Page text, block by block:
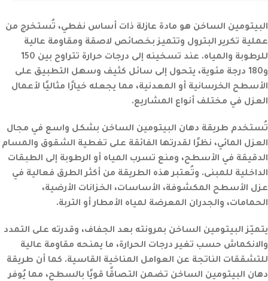
البيتومين الساخن هو مادة عازلة ذات أساس نفطي، تُستخرج من
عملية تكرير البترول وتتميز بخصائص لاصقة ومقاومة عالية
للرطوبة والمياه. عند تسخينه إلى درجات حرارة تتراوح بين 150
و180 درجة مئوية، يتحول إلى سائل كثيف وسهل التطبيق على
الأسطح الخرسانية أو المعدنية، مما يجعله خيارًا مثاليًا لأعمال
العزل في مختلف أنواع المشاريع.
تُستخدم طريقة دهان البيتومين الساخن بشكل واسع في مجال
العزل المائي، نظرًا لقدرتها الفائقة على تغطية الشقوق والمسام
الدقيقة في الأسطح، ومنع تسرب المياه أو الرطوبة إلى الطبقات
الداخلية للمبنى. وتُعتبر هذه الطريقة من أكثر الطرق فعالية في
عزل الأسطح المكشوفة، الأساسات، الخزانات الأرضية،
الحمامات، والجدران المعرضة لمياه الأمطار أو التربة.
يتميّز البيتومين الساخن بمرونته بعد الجفاف، وقدرته على التمدد
والانكماش حسب تغير درجات الحرارة، ما يمنحه مقاومة عالية
للتشققات الناتجة عن العوامل المناخية القاسية. كما أن طريقة
دهان البيتومين الساخن تضمن التصاقًا قويًا بالسطح، مما يُوفر